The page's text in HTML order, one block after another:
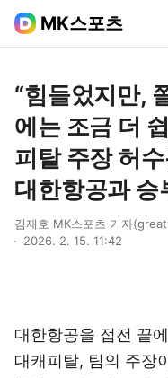
MK스포츠
“힘들었지만,
에는 조금 더
피탈 주장 허
대한항공과
김재호 MK스포츠 기자
2026. 2. 15. 11:42
대한항공을 접전 끝
대캐피탈, 팀의 주장